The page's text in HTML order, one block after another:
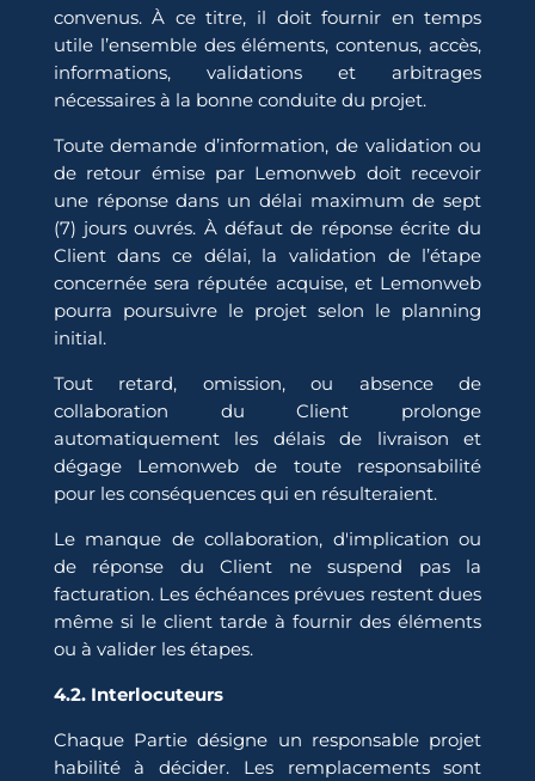
convenus. À ce titre, il doit fournir en temps
utile l’ensemble des éléments, contenus, accès,
informations, validations et arbitrages
nécessaires à la bonne conduite du projet.
Toute demande d’information, de validation ou
de retour émise par Lemonweb doit recevoir
une réponse dans un délai maximum de sept
(7) jours ouvrés. À défaut de réponse écrite du
Client dans ce délai, la validation de l’étape
concernée sera réputée acquise, et Lemonweb
pourra poursuivre le projet selon le planning
initial.
Tout retard, omission, ou absence de
collaboration du Client prolonge
automatiquement les délais de livraison et
dégage Lemonweb de toute responsabilité
pour les conséquences qui en résulteraient.
Le manque de collaboration, d'implication ou
de réponse du Client ne suspend pas la
facturation. Les échéances prévues restent dues
même si le client tarde à fournir des éléments
ou à valider les étapes.
4.2. Interlocuteurs
Chaque Partie désigne un responsable projet
habilité à décider. Les remplacements sont